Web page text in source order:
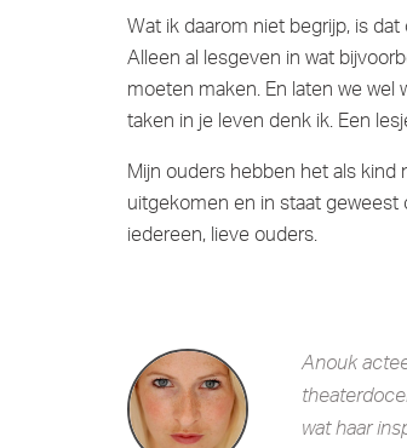
Wat ik daarom niet begrijp, is
Alleen al lesgeven in wat
moeten maken. En laten we
taken in je leven denk ik. Een
Mijn ouders hebben het als
uitgekomen en in staat
iedereen, lieve ouders.
Anouk
wat haar